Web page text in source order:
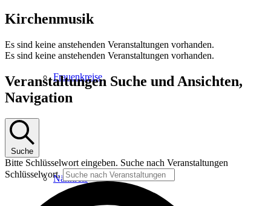
Frauenkreise
Nähkreis
Kirchenmusik
Es sind keine anstehenden Veranstaltungen vorhanden.
Es sind keine anstehenden Veranstaltungen vorhanden.
Veranstaltungen Suche und Ansichten,
Navigation
Suche
Bitte Schlüsselwort eingeben. Suche nach Veranstaltungen
Schlüsselwort.